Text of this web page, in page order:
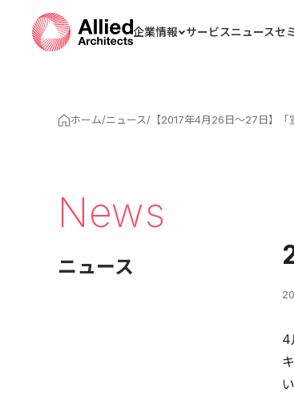
企業情報 サービスニュースセ
ホーム/ニュース/ 【2017年4月26日～27日】
News
ニュース
4